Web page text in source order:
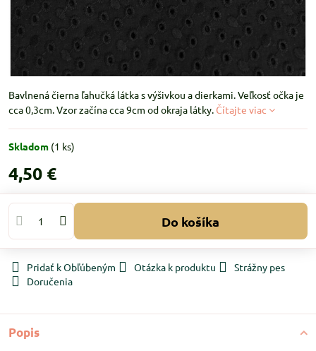
Bavlnená čierna ľahučká látka s výšivkou a dierkami. Veľkosť očka je
cca 0,3cm. Vzor začína cca 9cm od okraja látky. Čítajte viac
Skladom (1 ks)
4,50 €
Do košíka
Pridať k Obľúbeným Otázka k produktu
Strážny pes
Doručenia
Popis